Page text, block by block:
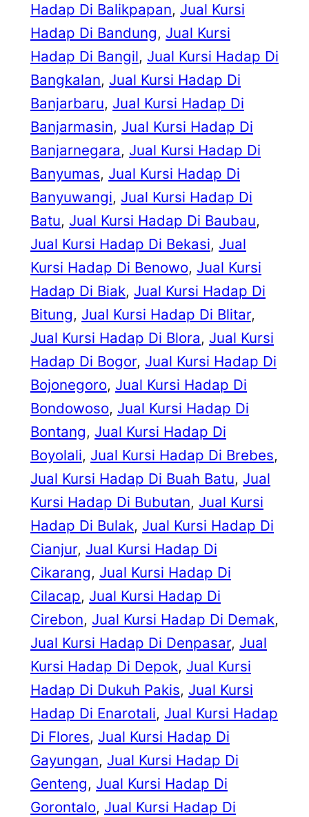
Hadap Di Balikpapan, Jual Kursi
Hadap Di Bandung, Jual Kursi
Hadap Di Bangil, Jual Kursi Hadap Di
Bangkalan, Jual Kursi Hadap Di
Banjarbaru, Jual Kursi Hadap Di
Banjarmasin, Jual Kursi Hadap Di
Banjarnegara, Jual Kursi Hadap Di
Banyumas, Jual Kursi Hadap Di
Banyuwangi, Jual Kursi Hadap Di
Batu, Jual Kursi Hadap Di Baubau
Jual Kursi Hadap Di Bekasi, Jual
Kursi Hadap Di Benowo, Jual Kursi
Hadap Di Biak, Jual Kursi Hadap Di
Bitung, Jual Kursi Hadap Di Blitar
Jual Kursi Hadap Di Blora, Jual Kursi
Hadap Di Bogor, Jual Kursi Hadap Di
Bojonegoro, Jual Kursi Hadap Di
Bondowoso, Jual Kursi Hadap Di
Bontang, Jual Kursi Hadap Di
Boyolali, Jual Kursi Hadap Di Brebes
Jual Kursi Hadap Di Buah Batu, Jual
Kursi Hadap Di Bubutan, Jual Kursi
Hadap Di Bulak, Jual Kursi Hadap Di
Cianjur, Jual Kursi Hadap Di
Cikarang, Jual Kursi Hadap Di
Cilacap, Jual Kursi Hadap Di
Cirebon, Jual Kursi Hadap Di Demak
Jual Kursi Hadap Di Denpasar, Jual
Kursi Hadap Di Depok, Jual Kursi
Hadap Di Dukuh Pakis, Jual Kursi
Hadap Di Enarotali, Jual Kursi Hadap
Di Flores, Jual Kursi Hadap Di
Gayungan, Jual Kursi Hadap Di
Genteng, Jual Kursi Hadap Di
Gorontalo, Jual Kursi Hadap Di